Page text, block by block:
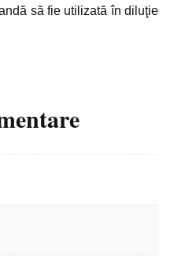
să fie utilizată în diluţie